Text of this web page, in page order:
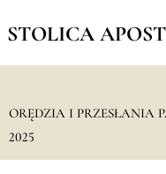
STOLICA
ORĘDZIA I PRZESŁANIA
2025